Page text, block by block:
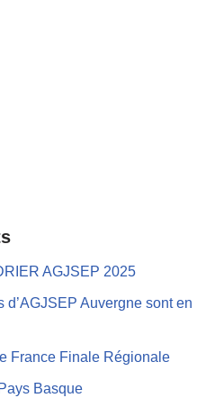
AGJSEP 2025
d’AGJSEP Auvergne sont en
France Finale Régionale
Basque